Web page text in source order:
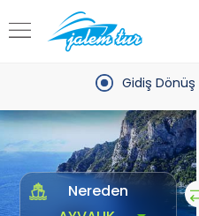
Gidiş Dönüş
Nereden